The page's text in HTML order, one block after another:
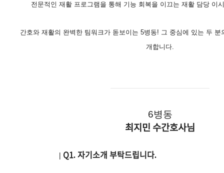
전문적인 재활 프로그램을 통해 기능 회복을 이끄는 재활 담당 이
간호와 재활의 완벽한 팀워크가 돋보이는 5병동! 그 중심에 있는 두 분
개합니다.
———————————
6병동
최지민 수간호사님
| Q1. 자기소개 부탁드립니다.